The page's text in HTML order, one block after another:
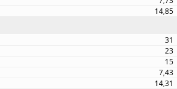
14,85
31
23
15
7,43
14,31